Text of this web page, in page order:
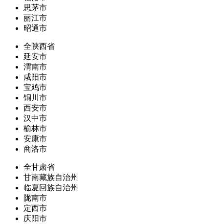
思茅市
丽江市
昭通市
全陕西省
延安市
渭南市
咸阳市
宝鸡市
铜川市
西安市
汉中市
榆林市
安康市
商洛市
全甘肃省
甘南藏族自治州
临夏回族自治州
陇南市
定西市
庆阳市